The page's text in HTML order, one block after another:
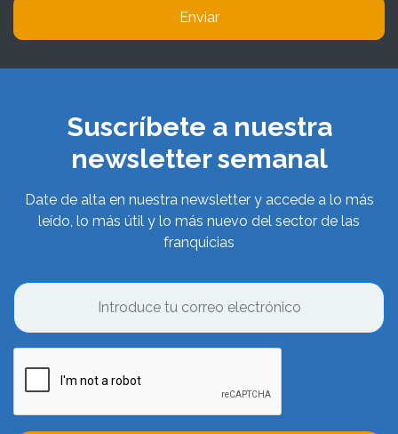
Enviar
Suscríbete a nuestra
newsletter semanal
Date de alta en nuestra newsletter y accede a lo más
leído, lo más útil y lo más nuevo del sector de las
franquicias